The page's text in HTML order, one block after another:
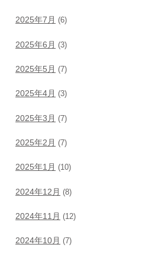
2025年7月 (6)
2025年6月 (3)
2025年5月 (7)
2025年4月 (3)
2025年3月 (7)
2025年2月 (7)
2025年1月 (10)
2024年12月 (8)
2024年11月 (12)
2024年10月 (7)